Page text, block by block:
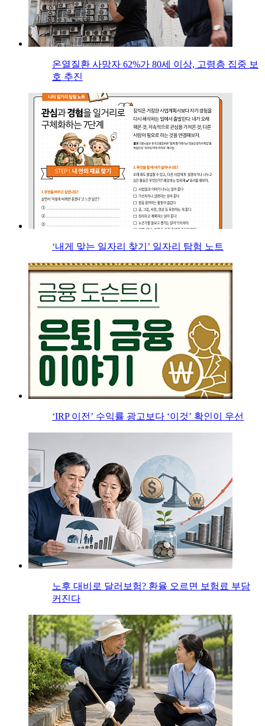
온열질환 사망자 62%가 80세 이상, 고령층 집중 보
호 추진
‘내게 맞는 일자리 찾기’ 일자리 탐험 노트
‘IRP 이전’ 수익률 광고보다 ‘이것’ 확인이 우선
노후 대비로 달러보험? 환율 오르면 보험료 부담
커진다